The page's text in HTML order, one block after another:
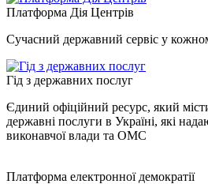
Платформа Дія Центрів
Сучасний державний сервіс у
Гід з державних послуг
Єдиний офіційний ресурс, який
державні послуги в Україні, які
виконавчої влади та ОМС
Платформа електронної демократії